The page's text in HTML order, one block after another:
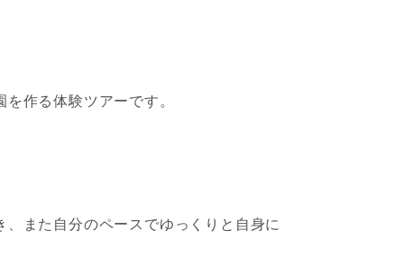
作る体験ツアーです。
また自分のペースでゆっくりと自身に